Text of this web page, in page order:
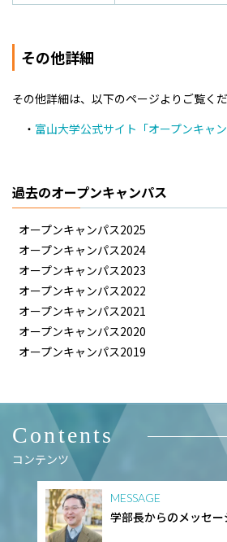
その他詳細
その他詳細は、以下のページよりご覧くだ
・ 富山大学公式サイト「オープンキャ
過去のオープンキャンパス
オープンキャンパス2025
オープンキャンパス2024
オープンキャンパス2023
オープンキャンパス2022
オープンキャンパス2021
オープンキャンパス2020
オープンキャンパス2019
Contents
コンテンツ
MESSAGE
学部長からのメッセー